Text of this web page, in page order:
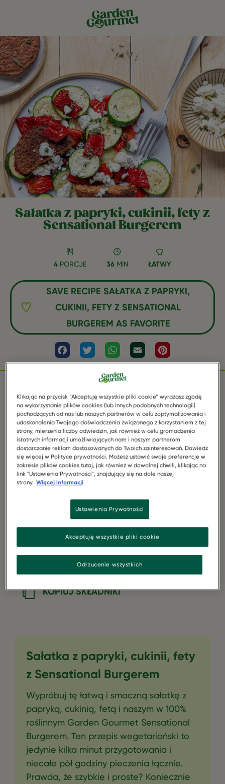
Sałatka z papryki, cukinii, fety z
Sensational Burgerem
4 PORCJE 36 MIN ŁATWY
SAVE RECIPE SAŁATKA Z PAPRYKI,
CUKINII, FETY Z SENSATIONAL
BURGEREM AS FAVORITE
FacebookTwitter WhatsAppEmail
SKŁADNIKI
2 opakowania Garden Gourmet Sensational
Burger
2 cukinie
400 g sera feta
KOPIUJ SKŁADNIKI
Sałatka z papryki, cukinii, fety
z Sensational Burgerem
Wypróbuj tę łatwą i smaczną sałatkę z
papryką, cukinią, fetą i naszym w 100%
roślinnym Garden Gourmet Sensational
Burgerem. Ten przepis wegetariański to
jedynie kilka minut przygotowania i
niecałe pół godziny pieczenia łącznie.
Prawda, że szybkie i proste? Koniecznie
Klikając na przycisk “Akceptuję wszystkie pliki cookie” wyrażasz zgodę
na wykorzystanie plików cookies (lub innych podobnych technologii)
pochodzących od nas lub naszych partnerów w celu zoptymalizowania i
udoskonalenia Twojego doświadczenia związanego z korzystaniem z tej
strony, mierzenia liczby odwiedzin, jak również w celu gromadzenia
istotnych informacji umożliwiających nam i naszym partnerom
dostarczanie reklam dostosowanych do Twoich zainteresowań. Dowiedz
się więcej w Polityce prywatności. Możesz ustawić swoje preferencje w
zakresie plików cookies tutaj, jak również w dowolnej chwili, klikając na
link "Ustawienia Prywatności", znajdujący się na dole naszej
strony. Więcej informacji
Ustawienia Prywatności
Odrzucenie wszystkich
Akceptuję wszystkie pliki cookie